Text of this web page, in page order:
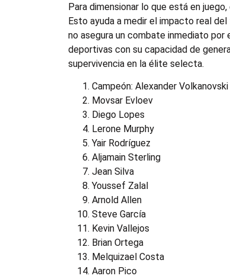
Para dimensionar lo que está en
Esto ayuda a medir el impacto real
no asegura un combate inmediato
deportivas con su capacidad de
supervivencia en la élite selecta.
Campeón: Alexander Volkanovski
Movsar Evloev
Diego Lopes
Lerone Murphy
Yair Rodríguez
Aljamain Sterling
Jean Silva
Youssef Zalal
Arnold Allen
Steve García
Kevin Vallejos
Brian Ortega
Melquizael Costa
Aaron Pico